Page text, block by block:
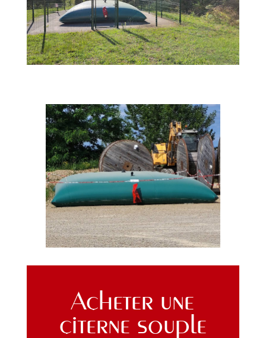
Acheter une
citerne souple